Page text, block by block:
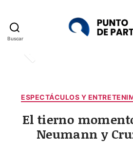
Buscar
ESPECTÁCULOS Y
El tierno
Neumann y